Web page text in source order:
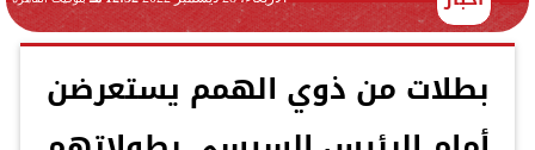
بطلات من ذوي الهمم يستعرضن